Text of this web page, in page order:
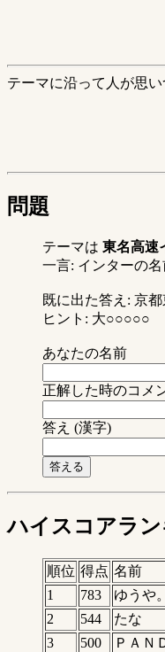
テーマに沿って人が思
問題
テーマは 東名高速
一言: インターの
既に出た答え: 京
ヒント: 大○○○○○
あなたの名前
正解した時のコメ
答え (漢字)
ハイスコアラ
順位 得点 名前
1
783 ゆうや。
2
544 たな
3
500 ＰＡＮ